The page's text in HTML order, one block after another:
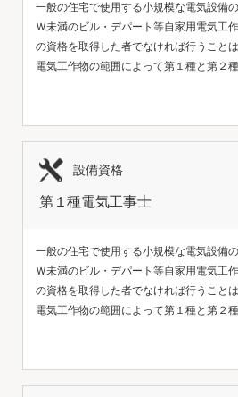
一般の住宅で使用する小規模な電気設備
Ｗ未満のビル・デパート等自家用電気工
の資格を取得した者でなければ行うこと
電気工作物の範囲によって第１種と第２
設備資格
第１種電気工事士
一般の住宅で使用する小規模な電気設備
Ｗ未満のビル・デパート等自家用電気工
の資格を取得した者でなければ行うこと
電気工作物の範囲によって第１種と第２